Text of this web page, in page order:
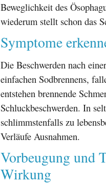
Beweglichkeit des
wiederum stellt schon das
Symptome
Die Beschwerden nach
einfachen Sodbrennens,
entstehen brennende
Schluckbeschwerden. In
schlimmstenfalls zu
Verläufe Ausnahmen.
Vorbeugung und
Wirkung